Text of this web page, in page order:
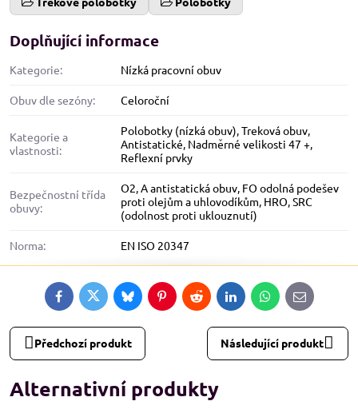
Doplňující informace
Kategorie: Nízká pracovní obuv
Obuv dle sezóny: Celoroční
Kategorie a
vlastnosti:
Polobotky (nízká obuv),Treková obuv,
Antistatické, Nadměrné velikosti 47 +,
Reflexní prvky
Bezpečnostní třída
obuvy:
O2,A antistatická obuv, FO odolná podešev
proti olejům a uhlovodíkům, HRO,SRC
(odolnost proti uklouznutí)
Norma: EN ISO 20347
FacebookTwitterBlueskyPinterestRedditLinkedInWhatsApp
E-
mail
Předchozí produkt Následující produkt
Alternativní produkty